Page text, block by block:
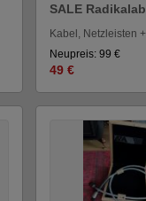
SALE
Kabel, Netzleisten
Neupreis: 99 €
49 €